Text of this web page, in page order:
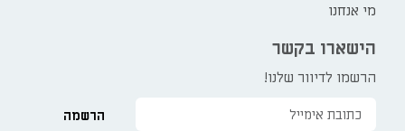
מי אנחנו
הישארו בקשר
הרשמו לדיוור שלנו!
הרשמה